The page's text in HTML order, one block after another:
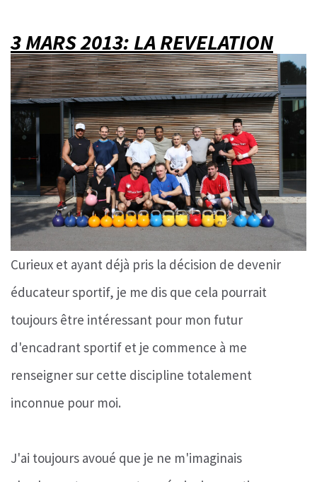
3 MARS 2013: LA REVELATION
Curieux et ayant déjà pris la décision de devenir
éducateur sportif, je me dis que cela pourrait
toujours être intéressant pour mon futur
d'encadrant sportif et je commence à me
renseigner sur cette discipline totalement
inconnue pour moi.
J'ai toujours avoué que je ne m'imaginais